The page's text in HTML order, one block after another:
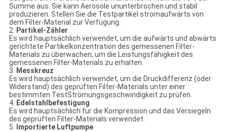
Summe aus. Sie kann Aerosole ununterbrochen und stabil
produzieren. Stellen Sie die Testpartikel stromaufwärts von
dem Filter-Material zur Verfügung.
2. Partikel-Zähler
Es wird hauptsächlich verwendet, um die aufwärts und abwärts
gerichtete Partikelkonzentration des gemessenen Filter-
Materials zu überwachen, um die Leistungsfähigkeit des
gemessenen Filter-Materials zu erhalten.
3. Messkreuz
Es wird hauptsächlich verwendet, um die Druckdifferenz (oder
Widerstand) des geprüften Filter-Materials unter einer
bestimmten TestStrömungsgeschwindigkeit zu prüfen.
4. Edelstahlbefestigung
Es wird hauptsächlich für die Kompression und das Versiegeln
des geprüften Filter-Materials verwendet.
5. Importierte Luftpumpe